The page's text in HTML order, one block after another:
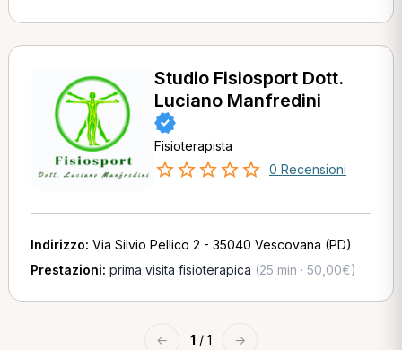
Studio Fisiosport Dott.
Luciano Manfredini
Fisioterapista
0 Recensioni
Indirizzo: Via Silvio Pellico 2 - 35040 Vescovana (PD)
Prestazioni: prima visita fisioterapica (25 min · 50,00€)
← 1 / 1 →